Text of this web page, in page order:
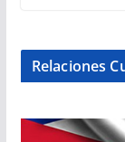
Relaciones